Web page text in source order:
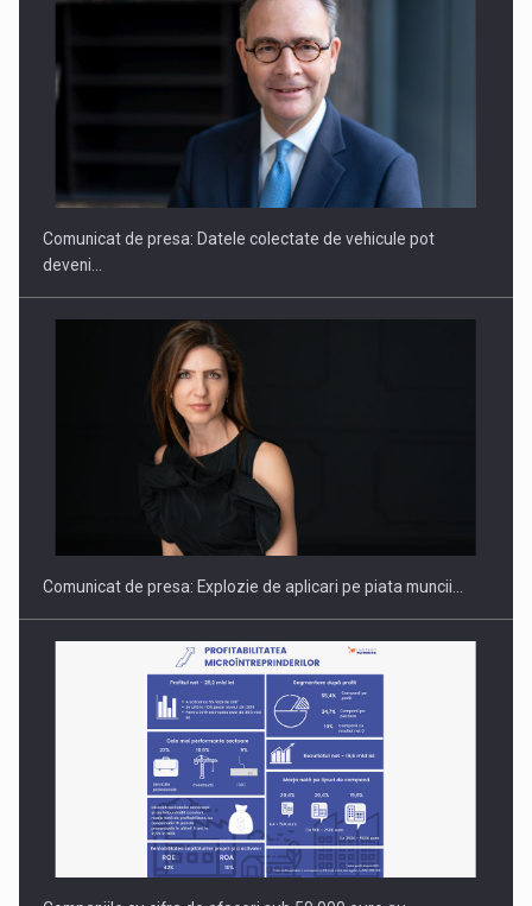
ROOTED IN ROMANIA, BUILT TO DELIVER TECHNOLOGY FOR
PUTTING ROMANIAN CORPORATE COMPANIES ON THE
INTERNATIONAL BUSINESS SCENE
Comunicat de presa: Datele colectate de vehicule pot
deveni…
Comunicat de presa: Explozie de aplicari pe piata muncii…